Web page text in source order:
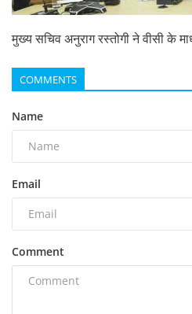
मुख्य सचिव अनुराग रस्तोगी ने वीसी के
COMMENTS
Name
Email
Comment